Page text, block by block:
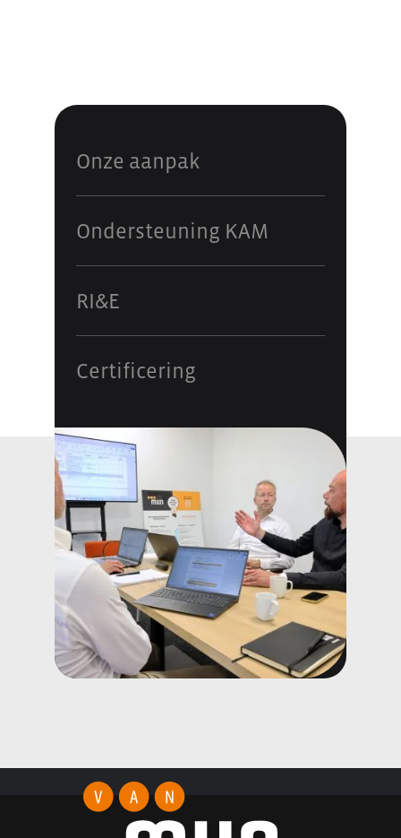
Onze aanpak
Ondersteuning KAM
RI&E
Certificering